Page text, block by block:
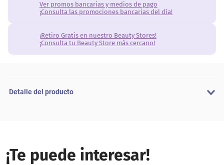
Ver promos bancarias y medios de pago
¡Consulta las promociones bancarias del día!
¡Retiro Gratis en nuestro Beauty Stores!
¡Consulta tu Beauty Store más cercano!
Detalle del producto
¡Te puede interesar!